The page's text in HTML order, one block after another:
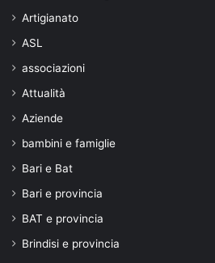
Artigianato
ASL
associazioni
Attualità
Aziende
bambini e famiglie
Bari e Bat
Bari e provincia
BAT e provincia
Brindisi e provincia